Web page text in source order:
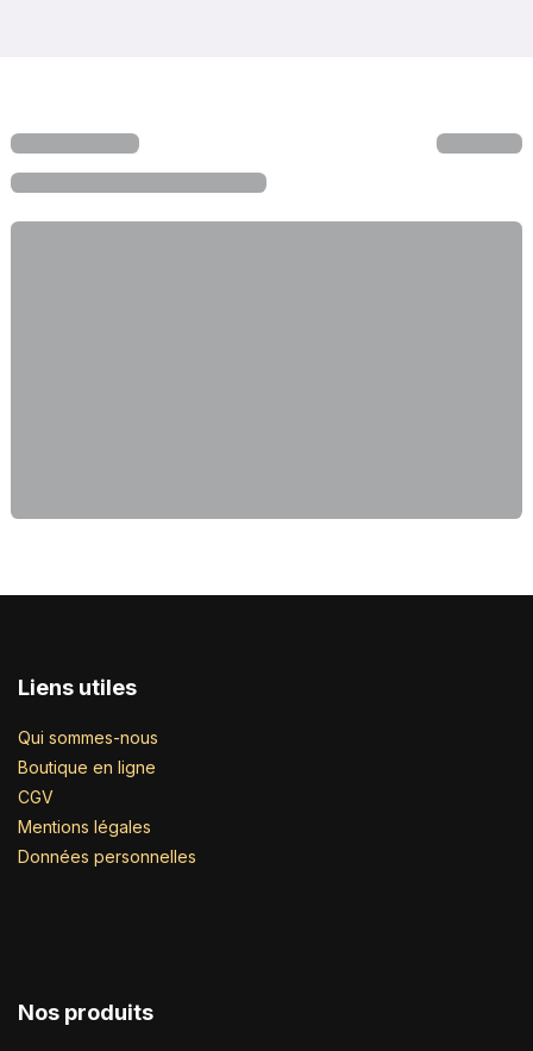
Liens utiles
Qui sommes-nous
Boutique en ligne
CGV
Mentions légales
Données personnelles
Nos produits